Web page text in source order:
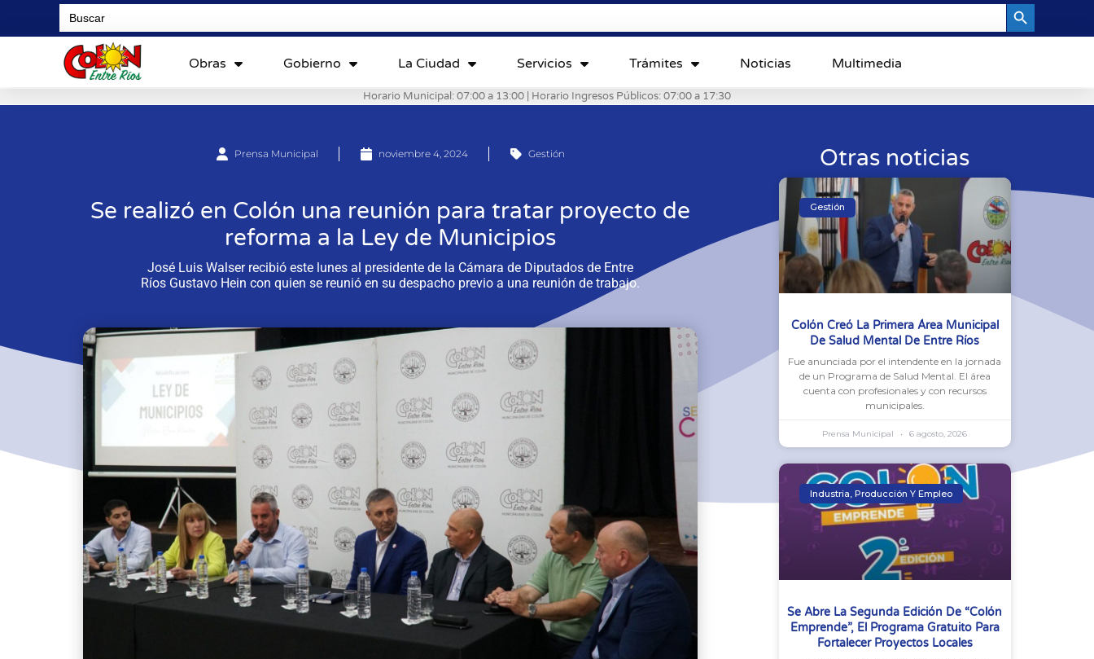
Search
for:
Obras Gobierno La Ciudad Servicios Trámites Noticias Multimedia
Horario Municipal: 07:00 a 13:00 | Horario Ingresos Públicos: 07:00 a 17:30
Prensa Municipal noviembre 4, 2024 Gestión
Se realizó en Colón una reunión para tratar proyecto de
reforma a la Ley de Municipios
José Luis Walser recibió este lunes al presidente de la Cámara de Diputados de Entre
Ríos Gustavo Hein con quien se reunió en su despacho previo a una reunión de trabajo.
Otras noticias
Gestión
Colón Creó La Primera Área Municipal
De Salud Mental De Entre Ríos
Fue anunciada por el intendente en la jornada
de un Programa de Salud Mental. El área
cuenta con profesionales y con recursos
municipales.
Prensa Municipal 6 agosto, 2026
Industria, Producción Y Empleo
Se Abre La Segunda Edición De “Colón
Emprende”, El Programa Gratuito Para
Fortalecer Proyectos Locales